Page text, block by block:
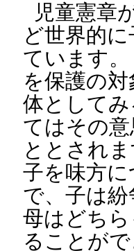
児童憲章
ど世界的
ています
を保護の
体として
てはその
ととされ
子を味方
で、子は
母はどち
ることが